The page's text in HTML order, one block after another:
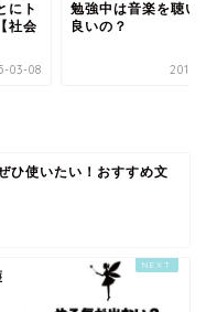
にト
社会
03-08
勉強中は音楽を聴い
良いの？
2019-
ひ使いたい！おすすめ文